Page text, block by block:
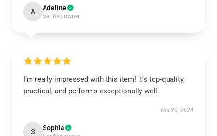
A Adeline
Verified owner
I’m really impressed with this item! It’s top-quality,
practical, and performs exceptionally well.
Oct 20, 2024
S Sophia